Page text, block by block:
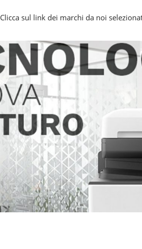
Clicca sul link dei marchi da noi